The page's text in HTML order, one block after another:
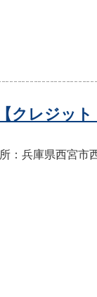
【クレジッ
：兵庫県西宮市